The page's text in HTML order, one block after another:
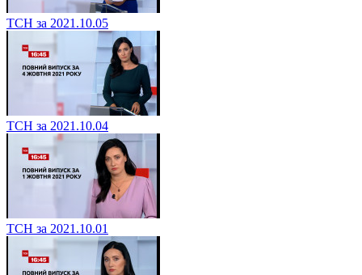
ТСН за 2021.10.05
ТСН за 2021.10.04
ТСН за 2021.10.01